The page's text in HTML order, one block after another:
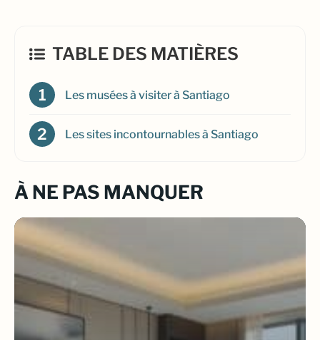
TABLE DES MATIÈRES
Les musées à visiter à Santiago
Les sites incontournables à Santiago
À NE PAS MANQUER